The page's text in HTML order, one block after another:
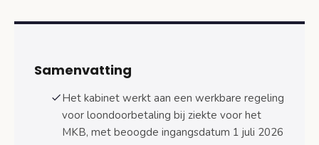
onder 25 werknemers
Beperking compensatie tot kleine
ondernemingen
Samenvatting
Het kabinet werkt aan een werkbare regeling
voor loondoorbetaling bij ziekte voor het
MKB, met beoogde ingangsdatum 1 juli 2026